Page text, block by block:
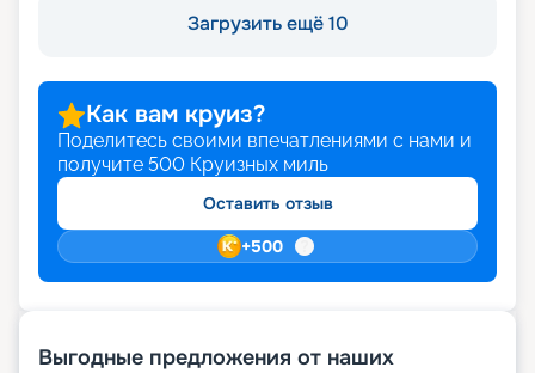
Загрузить ещё 10
Как вам круиз?
Поделитесь своими впечатлениями с нами и
получите 500 Круизных миль
Оставить отзыв
+500
Выгодные предложения от наших